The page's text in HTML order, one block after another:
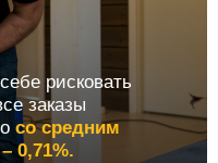
рисковать
заказы
со средним
0,71%.